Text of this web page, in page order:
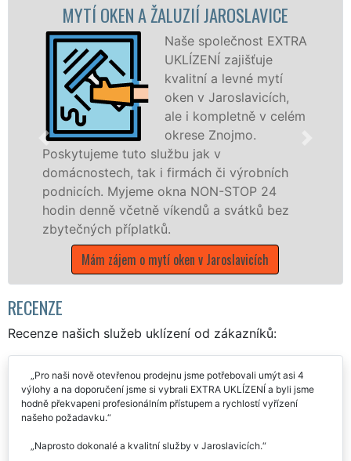
ŽALUZIÍ JAROSLAVICE
Naše společnost EXTRA
UKLÍZENÍ zajišťuje
kvalitní a levné mytí
oken v Jaroslavicích,
ale i kompletně v celém
okrese Znojmo.
službu jak v
i firmách či výrobních
okna NON-STOP 24
víkendů a svátků bez
o mytí oken v Jaroslavicích
MYTÍ
dřevěná okna a
kompletní a
okrese Znojmo
UKLÍZENÍ, a to i
státních svátků.
RECENZE
Recenze našich služeb uklízení od zákazníků:
výlohy a na doporučení jsme si vybrali EXTRA UKLÍZENÍ a byli jsme